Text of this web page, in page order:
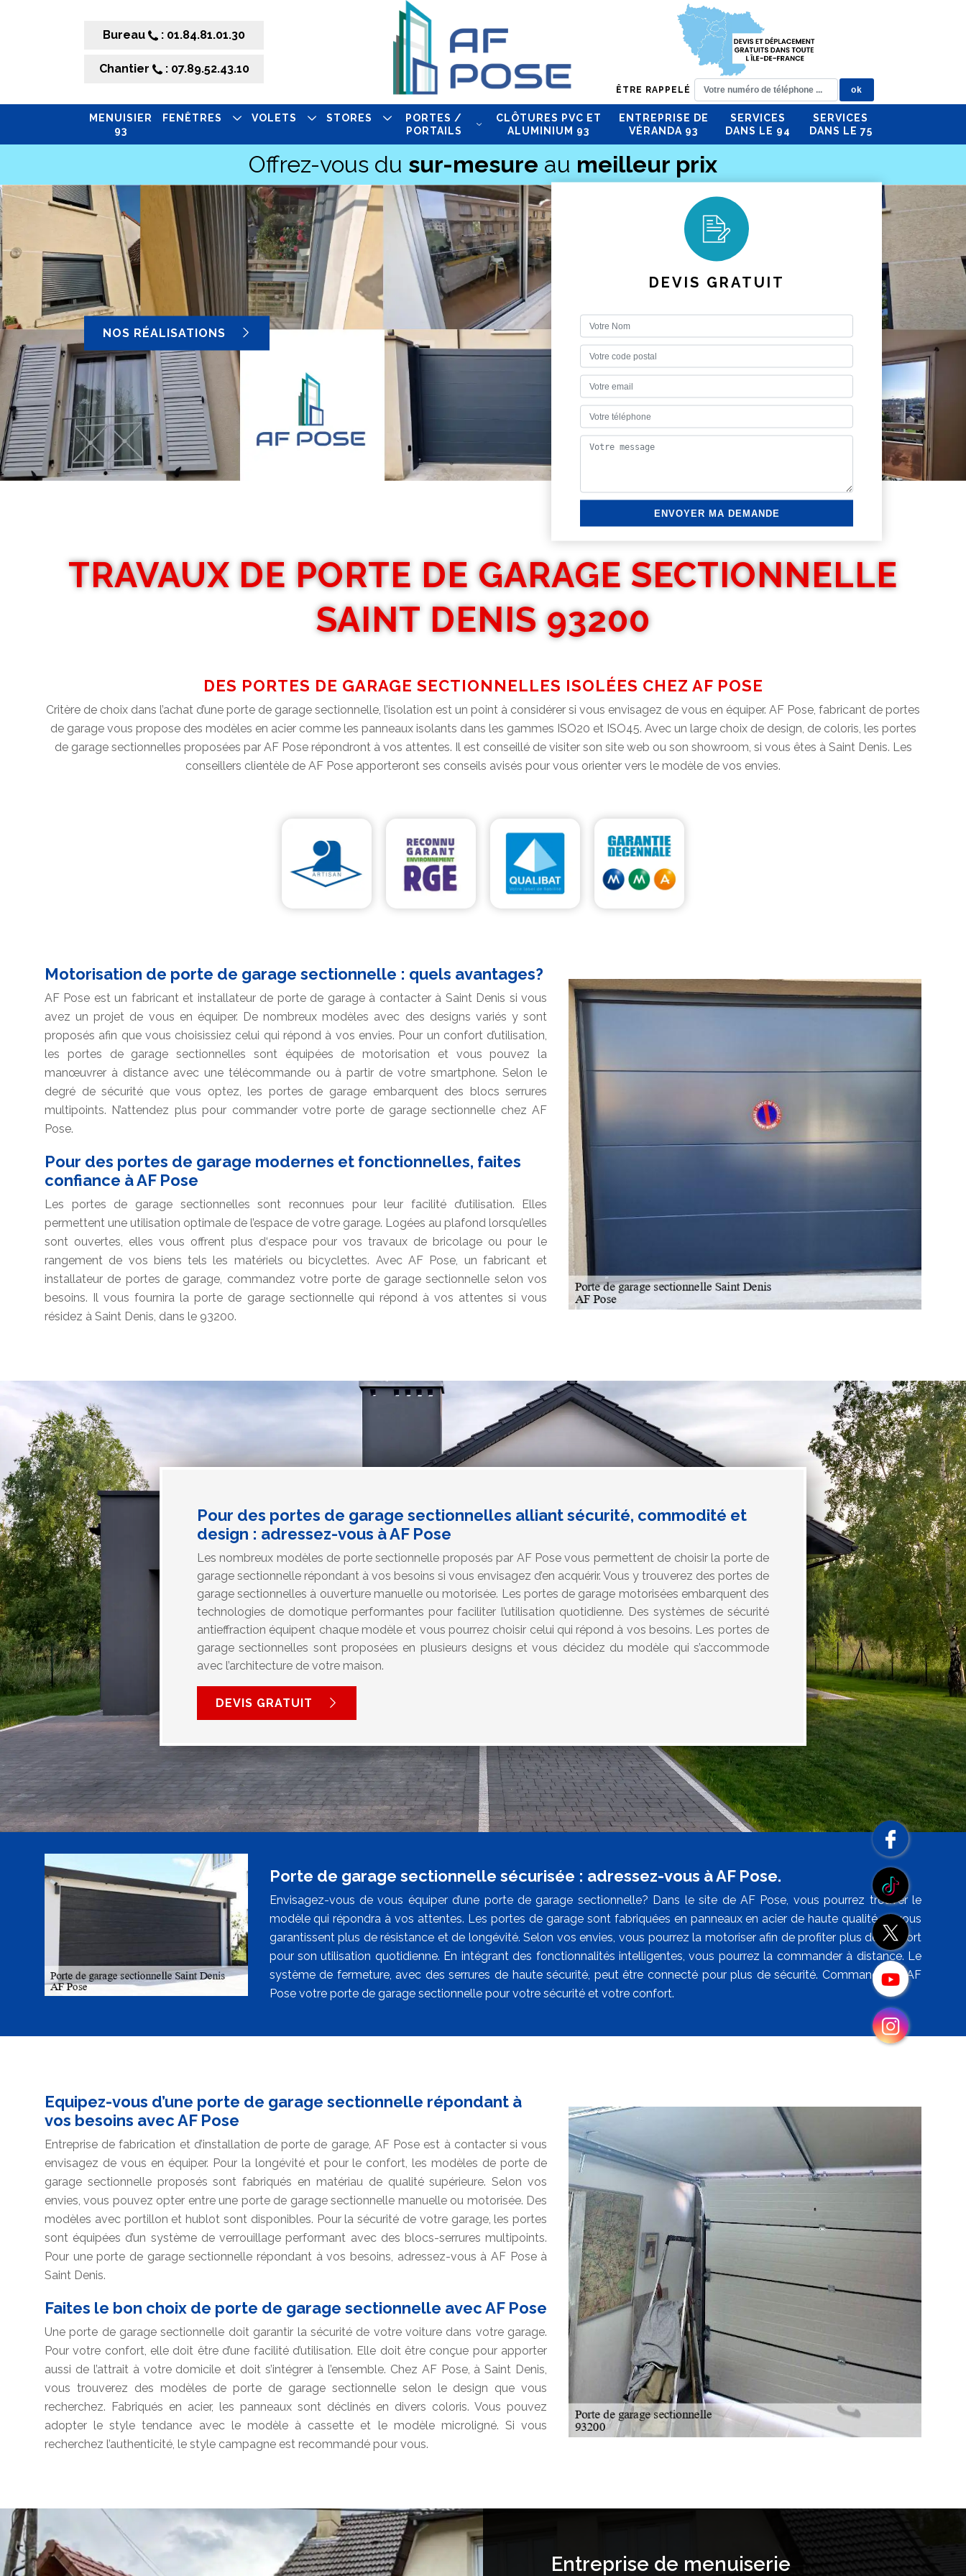
Bureau : 01.84.81.01.30
Chantier : 07.89.52.43.10
ÊTRE RAPPELÉ
MENUISIER
93
FENÊTRES VOLETS STORES
PORTES /
PORTAILS
CLÔTURES PVC ET
ALUMINIUM 93
ENTREPRISE DE
VÉRANDA 93
SERVICES
DANS LE 94
SERVICES
DANS LE 75
Offrez-vous du sur-mesure au meilleur prix
NOS RÉALISATIONS
DEVIS GRATUIT
TRAVAUX DE PORTE DE GARAGE SECTIONNELLE
SAINT DENIS 93200
DES PORTES DE GARAGE SECTIONNELLES ISOLÉES CHEZ AF POSE
Critère de choix dans l’achat d’une porte de garage sectionnelle, l’isolation est un point à considérer si vous envisagez de vous en équiper. AF Pose, fabricant de portes
de garage vous propose des modèles en acier comme les panneaux isolants dans les gammes ISO20 et ISO45. Avec un large choix de design, de coloris, les portes
de garage sectionnelles proposées par AF Pose répondront à vos attentes. Il est conseillé de visiter son site web ou son showroom, si vous êtes à Saint Denis. Les
conseillers clientèle de AF Pose apporteront ses conseils avisés pour vous orienter vers le modèle de vos envies.
Motorisation de porte de garage sectionnelle : quels avantages?
AF Pose est un fabricant et installateur de porte de garage à contacter à Saint Denis si vous
avez un projet de vous en équiper. De nombreux modèles avec des designs variés y sont
proposés afin que vous choisissiez celui qui répond à vos envies. Pour un confort d’utilisation,
les portes de garage sectionnelles sont équipées de motorisation et vous pouvez la
manœuvrer à distance avec une télécommande ou à partir de votre smartphone. Selon le
degré de sécurité que vous optez, les portes de garage embarquent des blocs serrures
multipoints. N’attendez plus pour commander votre porte de garage sectionnelle chez AF
Pose.
Pour des portes de garage modernes et fonctionnelles, faites
confiance à AF Pose
Les portes de garage sectionnelles sont reconnues pour leur facilité d’utilisation. Elles
permettent une utilisation optimale de l’espace de votre garage. Logées au plafond lorsqu’elles
sont ouvertes, elles vous offrent plus d‘espace pour vos travaux de bricolage ou pour le
rangement de vos biens tels les matériels ou bicyclettes. Avec AF Pose, un fabricant et
installateur de portes de garage, commandez votre porte de garage sectionnelle selon vos
besoins. Il vous fournira la porte de garage sectionnelle qui répond à vos attentes si vous
résidez à Saint Denis, dans le 93200.
Pour des portes de garage sectionnelles alliant sécurité, commodité et
design : adressez-vous à AF Pose
Les nombreux modèles de porte sectionnelle proposés par AF Pose vous permettent de choisir la porte de
garage sectionnelle répondant à vos besoins si vous envisagez d’en acquérir. Vous y trouverez des portes de
garage sectionnelles à ouverture manuelle ou motorisée. Les portes de garage motorisées embarquent des
technologies de domotique performantes pour faciliter l’utilisation quotidienne. Des systèmes de sécurité
antieffraction équipent chaque modèle et vous pourrez choisir celui qui répond à vos besoins. Les portes de
garage sectionnelles sont proposées en plusieurs designs et vous décidez du modèle qui s’accommode
avec l’architecture de votre maison.
DEVIS GRATUIT
Porte de garage sectionnelle sécurisée : adressez-vous à AF Pose.
Envisagez-vous de vous équiper d’une porte de garage sectionnelle? Dans le site de AF Pose, vous pourrez trouver le
modèle qui répondra à vos attentes. Les portes de garage sont fabriquées en panneaux en acier de haute qualité et vous
garantissent plus de résistance et de longévité. Selon vos envies, vous pourrez la motoriser afin de profiter plus de confort
pour son utilisation quotidienne. En intégrant des fonctionnalités intelligentes, vous pourrez la commander à distance. Le
système de fermeture, avec des serrures de haute sécurité, peut être connecté pour plus de sécurité. Commandez à AF
Pose votre porte de garage sectionnelle pour votre sécurité et votre confort.
Equipez-vous d’une porte de garage sectionnelle répondant à
vos besoins avec AF Pose
Entreprise de fabrication et d’installation de porte de garage, AF Pose est à contacter si vous
envisagez de vous en équiper. Pour la longévité et pour le confort, les modèles de porte de
garage sectionnelle proposés sont fabriqués en matériau de qualité supérieure. Selon vos
envies, vous pouvez opter entre une porte de garage sectionnelle manuelle ou motorisée. Des
modèles avec portillon et hublot sont disponibles. Pour la sécurité de votre garage, les portes
sont équipées d’un système de verrouillage performant avec des blocs-serrures multipoints.
Pour une porte de garage sectionnelle répondant à vos besoins, adressez-vous à AF Pose à
Saint Denis.
Faites le bon choix de porte de garage sectionnelle avec AF Pose
Une porte de garage sectionnelle doit garantir la sécurité de votre voiture dans votre garage.
Pour votre confort, elle doit être d’une facilité d’utilisation. Elle doit être conçue pour apporter
aussi de l’attrait à votre domicile et doit s’intégrer à l’ensemble. Chez AF Pose, à Saint Denis,
vous trouverez des modèles de porte de garage sectionnelle selon le design que vous
recherchez. Fabriqués en acier, les panneaux sont déclinés en divers coloris. Vous pouvez
adopter le style tendance avec le modèle à cassette et le modèle microligné. Si vous
recherchez l’authenticité, le style campagne est recommandé pour vous.
Entreprise de menuiserie